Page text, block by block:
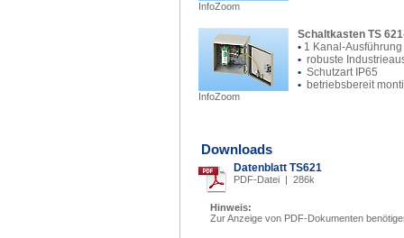
InfoZoom
InfoZoom
Schaltkasten TS
• 1 Kanal-Ausführung
• robuste
• Schutzart IP65
• betriebsbereit
Downloads
Datenblatt TS621
PDF-Datei | 286k
Hinweis:
Zur Anzeige von PDF-Dokumenten